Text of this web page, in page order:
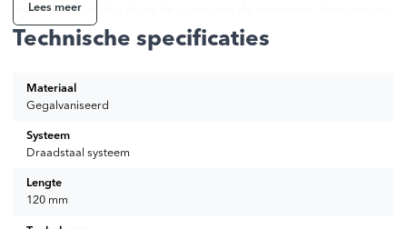
haak je eenvoudig door de ogen van de stroppers, door eraan
te trekken zet je ze in één beweging stevig vast. Uiteraard ook
verkrijgbaar via onze website.
Lees meer
Technische specificaties
Materiaal
Gegalvaniseerd
Systeem
Draadstaal systeem
Lengte
120 mm